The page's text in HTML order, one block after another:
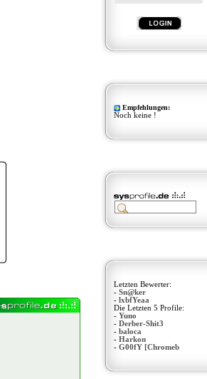
Empfehlungen:
Noch keine !
Letzten Bewerter:
- Sn@ker
- lxbfYeaa
Die Letzten 5 Profile:
- Yuno
- Derber-Shit3
- baloca
- Harkon
- G00fY [Chromeb